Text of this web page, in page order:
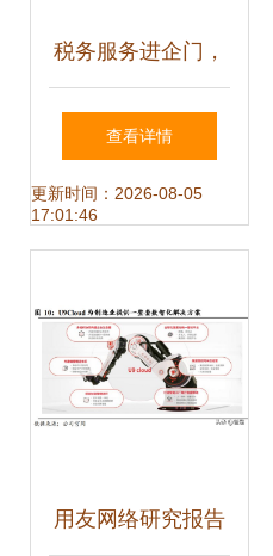
税务服务进企门，
精准赋能促发展
——省税务局党委
调研大全集团侧记
查看详情
更新时间：2026-08-05
17:01:46
用友网络研究报告